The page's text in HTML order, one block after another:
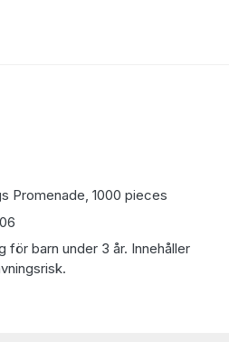
Promenade, 1000 pieces
barn under 3 år. Innehåller